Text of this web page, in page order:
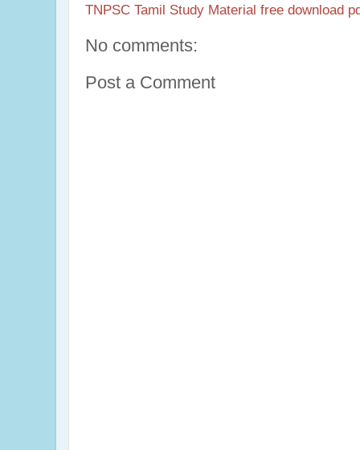
TNPSC Tamil Study Material free download
No comments:
Post a Comment